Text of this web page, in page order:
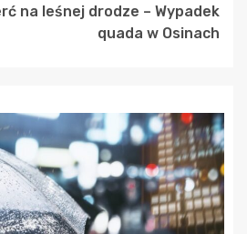
na leśnej drodze – Wypadek
quada w Osinach